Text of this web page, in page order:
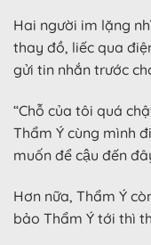
Hai người im lặng
thay đồ, liếc qua
gửi tin nhắn trước
“Chỗ của tôi quá
Thẩm Ý cùng mình
muốn để cậu đến
Hơn nữa, Thẩm Ý
bảo Thẩm Ý tới thì